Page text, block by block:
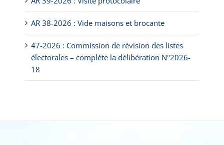
AR 38-2026 : Vide maisons et brocante
47-2026 : Commission de révision des listes
électorales – complète la délibération N°2026-
18